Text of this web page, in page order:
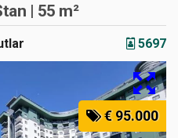
| 55 m²
5697
€ 95.000